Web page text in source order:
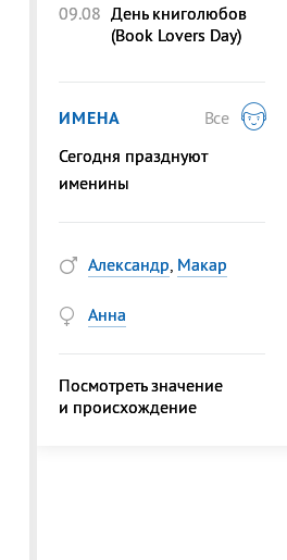
09.08 День книголюбов
(Book Lovers Day)
ИМЕНА
Все
Сегодня празднуют
именины
Александр, Макар
Анна
Посмотреть значение
и происхождение